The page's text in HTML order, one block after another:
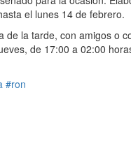
el lunes 14 de febrero.
la tarde, con amigos
de 17:00 a 02:00
#ron